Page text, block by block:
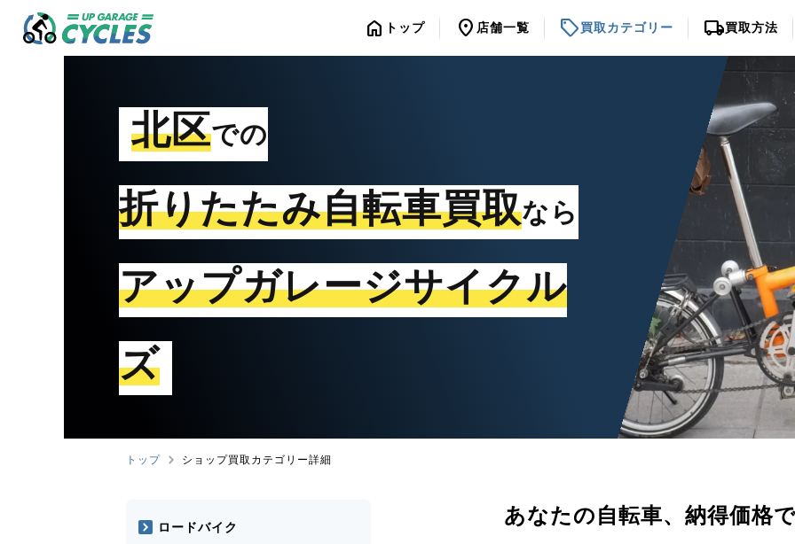
home トップ location_on 店舗一覧 sell買取カテゴリー local_shipping買取方法
北区での
折りたたみ自転車買取なら
アップガレージサイクル
ズ
トップ ショップ買取カテゴリー詳細
あなたの自転車、 納得価格
ロードバイク